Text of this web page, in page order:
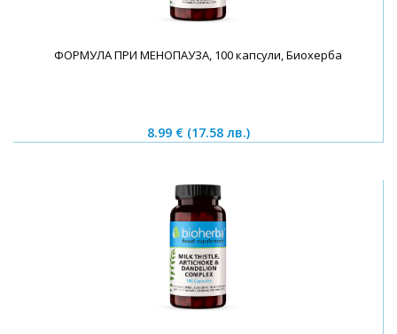
ФОРМУЛА ПРИ МЕНОПАУЗА, 100 капсули, Биохерба
8.99 € (17.58 лв.)